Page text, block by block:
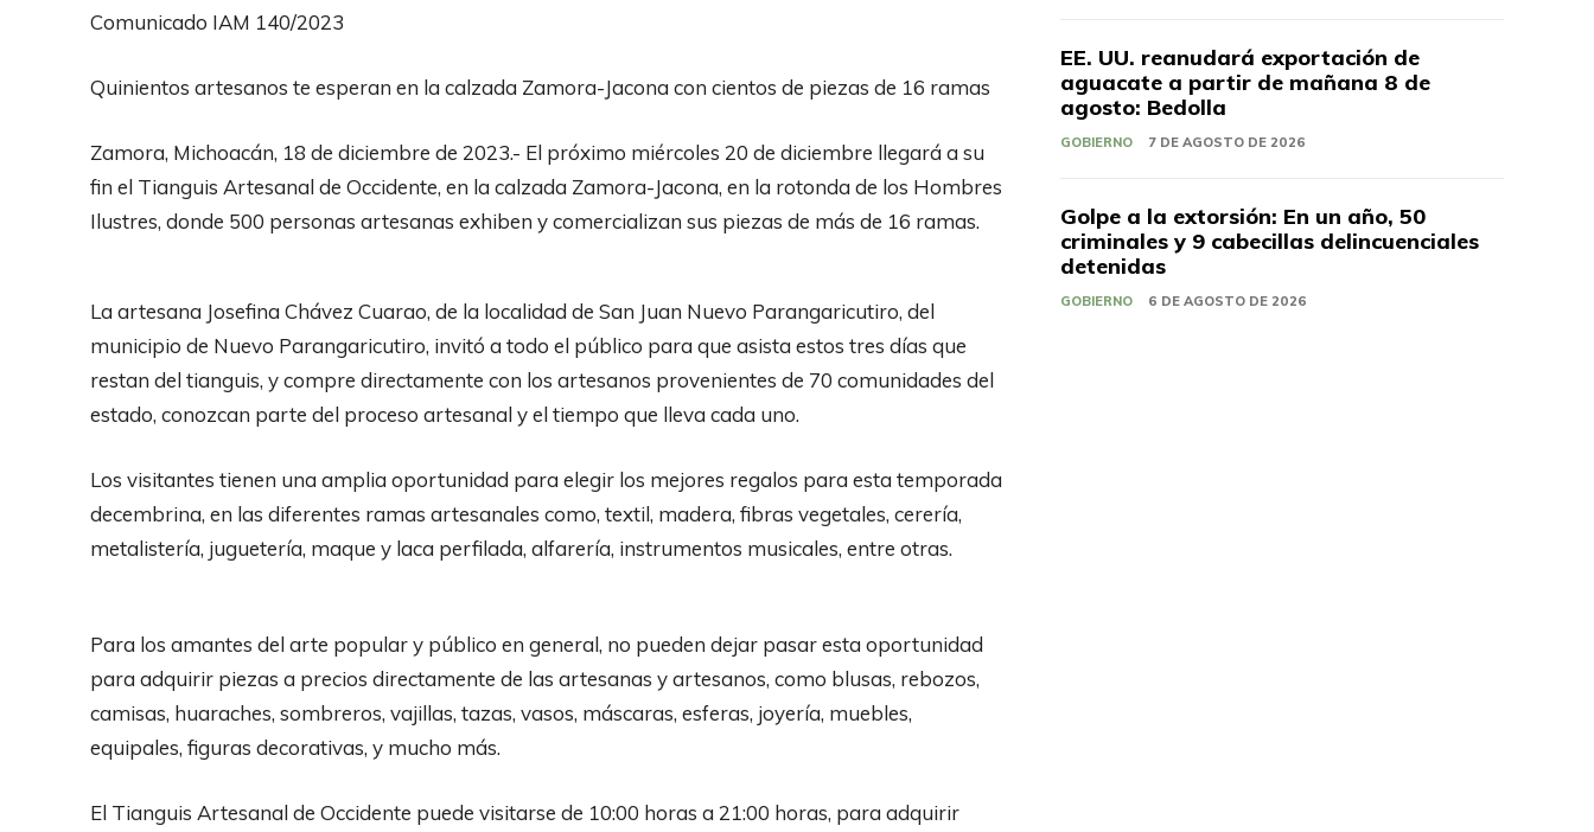
Comunicado IAM 140/2023
Quinientos artesanos te esperan en la calzada Zamora-Jacona con cientos de piezas de 16 ramas
Zamora, Michoacán, 18 de diciembre de 2023.- El próximo miércoles 20 de diciembre llegará a su
fin el Tianguis Artesanal de Occidente, en la calzada Zamora-Jacona, en la rotonda de los Hombres
Ilustres, donde 500 personas artesanas exhiben y comercializan sus piezas de más de 16 ramas.
La artesana Josefina Chávez Cuarao, de la localidad de San Juan Nuevo Parangaricutiro, del
municipio de Nuevo Parangaricutiro, invitó a todo el público para que asista estos tres días que
restan del tianguis, y compre directamente con los artesanos provenientes de 70 comunidades del
estado, conozcan parte del proceso artesanal y el tiempo que lleva cada uno.
Los visitantes tienen una amplia oportunidad para elegir los mejores regalos para esta temporada
decembrina, en las diferentes ramas artesanales como, textil, madera, fibras vegetales, cerería,
metalistería, juguetería, maque y laca perfilada, alfarería, instrumentos musicales, entre otras.
Para los amantes del arte popular y público en general, no pueden dejar pasar esta oportunidad
para adquirir piezas a precios directamente de las artesanas y artesanos, como blusas, rebozos,
camisas, huaraches, sombreros, vajillas, tazas, vasos, máscaras, esferas, joyería, muebles,
equipales, figuras decorativas, y mucho más.
El Tianguis Artesanal de Occidente puede visitarse de 10:00 horas a 21:00 horas, para adquirir
EE. UU. reanudará exportación de
aguacate a partir de mañana 8 de
agosto: Bedolla
GOBIERNO 7 DE AGOSTO DE 2026
Golpe a la extorsión: En un año, 50
criminales y 9 cabecillas delincuenciales
detenidas
GOBIERNO 6 DE AGOSTO DE 2026